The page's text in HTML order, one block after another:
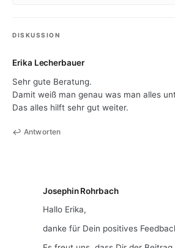
DISKUSSION
Erika Lecherbauer
Sehr gute Beratung.
Damit weiß man genau was man alles
Das alles hilft sehr gut weiter.
Antworten
Josephin Rohrbach
Hallo Erika,
danke für Dein positives